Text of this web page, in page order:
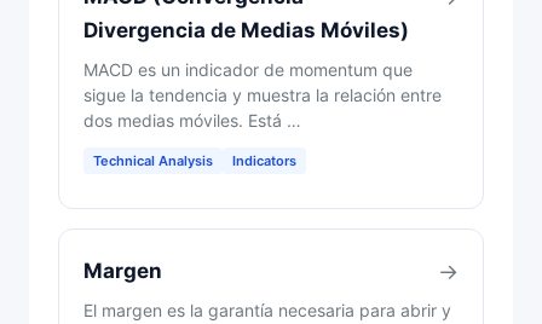
Divergencia de Medias Móviles)
MACD es un indicador de momentum que
sigue la tendencia y muestra la relación entre
dos medias móviles. Está …
Technical Analysis Indicators
Margen
El margen es la garantía necesaria para abrir y
→